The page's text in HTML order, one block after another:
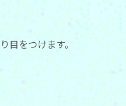
目をつけます。